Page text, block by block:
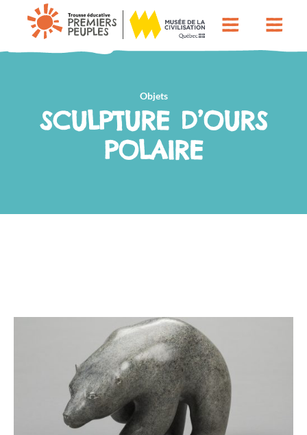
Objets
SCULPTURE D’OURS
POLAIRE